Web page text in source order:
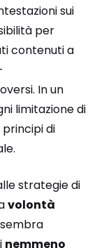
sui
per
contenuti a
In un
limitazione di
di
strategie di
volontà
nemmeno